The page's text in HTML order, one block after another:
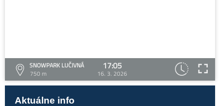
SNOWPARK LUČIVNÁ
750 m
17:05
16. 3. 2026
Aktuálne info